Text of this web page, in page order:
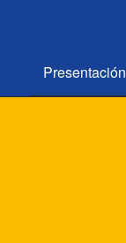
Presentación